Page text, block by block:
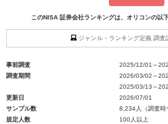
このNISA 証券会社ランキングは、オリコンの以
ジャンル・ランキング定義 調査
事前調査
2025/12/01～
調査期間
2026/03/02～
2025/03/13～
更新日
2026/07/01
サンプル数
8,234人（調査時
規定人数
100人以上